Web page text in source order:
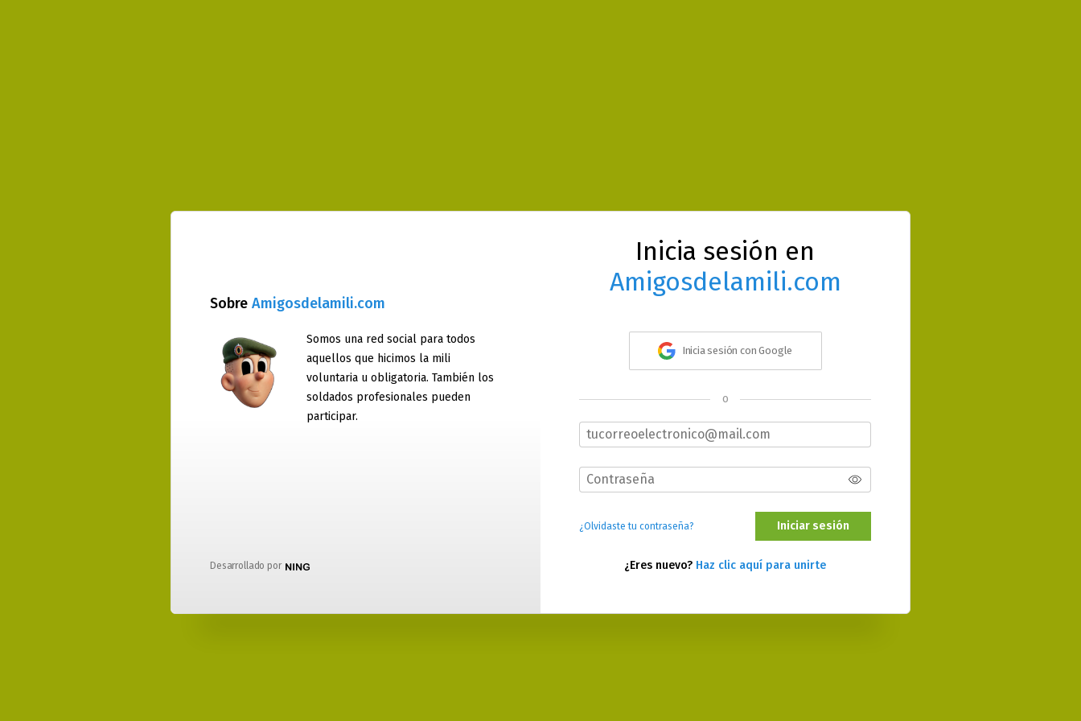
Sobre Amigosdelamili.com
Somos una red social para todos
aquellos que hicimos la mili
voluntaria u obligatoria. También los
soldados profesionales pueden
participar.
Desarrollado por
Inicia sesión en
Amigosdelamili.com
Inicia sesión con Google
o
¿Olvidaste tu contraseña? Iniciar sesión
¿Eres nuevo? Haz clic aquí para unirte